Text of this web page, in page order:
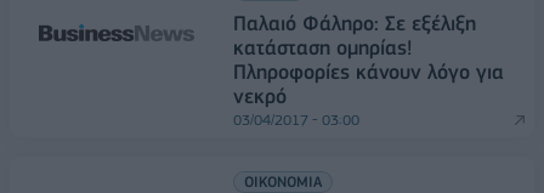
Παλαιό Φάληρο: Σε εξέλιξη
κατάσταση ομηρίας!
Πληροφορίες κάνουν λόγο για
νεκρό
03/04/2017 - 03:00
ΟΙΚΟΝΟΜΙΑ